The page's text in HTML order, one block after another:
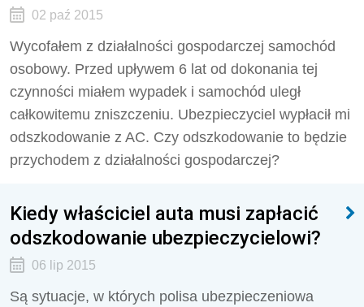
02 paź 2015
Wycofałem z działalności gospodarczej samochód
osobowy. Przed upływem 6 lat od dokonania tej
czynności miałem wypadek i samochód uległ
całkowitemu zniszczeniu. Ubezpieczyciel wypłacił mi
odszkodowanie z AC. Czy odszkodowanie to będzie
przychodem z działalności gospodarczej?
Kiedy właściciel auta musi zapłacić
odszkodowanie ubezpieczycielowi?
06 lip 2015
Są sytuacje, w których polisa ubezpieczeniowa